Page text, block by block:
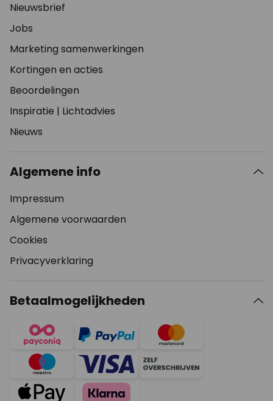
Nieuwsbrief
Jobs
Marketing samenwerkingen
Kortingen en acties
Beoordelingen
Inspiratie | Lichtadvies
Nieuws
Algemene info
Impressum
Algemene voorwaarden
Cookies
Privacyverklaring
Betaalmogelijkheden